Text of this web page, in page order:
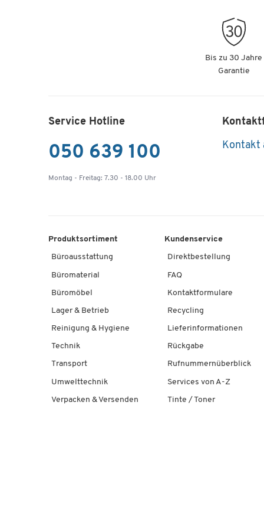
Bis zu 30 Jahre
Garantie
Service Hotline
050 639 100
Montag - Freitag: 7.30 - 18.00 Uhr
Kontakt
Produktsortiment
Büroausstattung
Büromaterial
Büromöbel
Lager & Betrieb
Reinigung & Hygiene
Technik
Transport
Umwelttechnik
Verpacken & Versenden
Kundenservice
Direktbestellung
FAQ
Kontaktformulare
Recycling
Lieferinformationen
Rückgabe
Rufnummernüberblick
Services von A-Z
Tinte / Toner